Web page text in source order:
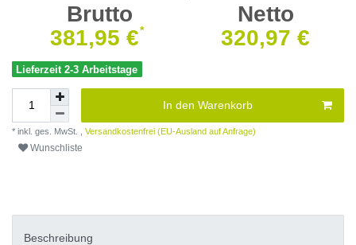
Brutto
Netto
381,95 €
* 320,97 €
Lieferzeit 2-3 Arbeitstage
In den Warenkorb
* inkl. ges. MwSt. , Versandkostenfrei (EU-Ausland auf Anfrage)
Wunschliste
Beschreibung